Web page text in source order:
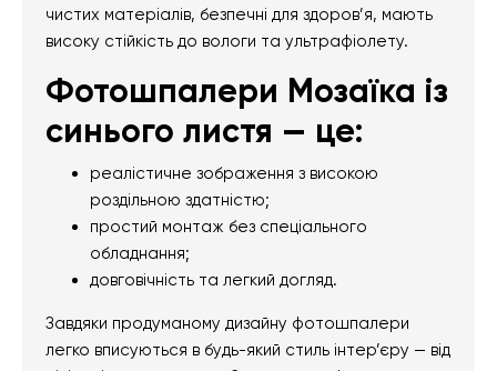
чистих матеріалів, безпечні для здоров’я, мають
високу стійкість до вологи та ультрафіолету.
Фотошпалери Мозаїка із
синього листя — це:
реалістичне зображення з високою
роздільною здатністю;
простий монтаж без спеціального
обладнання;
довговічність та легкий догляд.
Завдяки продуманому дизайну фотошпалери
легко вписуються в будь-який стиль інтер’єру — від